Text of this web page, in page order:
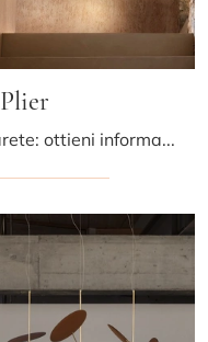
Plier
Lampade da parete: ottieni informazioni sulla lampada Plier in metallo che ti proponiamo.